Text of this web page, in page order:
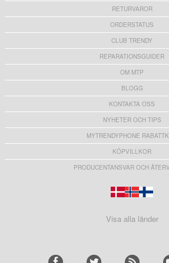
RETURVAROR
ORDERSTATUS
CLUB TRENDY
REPARATIONSGUIDER
OM MTP
BLOGG
KONTAKTA OSS
NYHETER OCH TIPS
MYTRENDYPHONE
KÖPVILLKOR
PRODUCENTANSVAR OCH
Visa alla länder